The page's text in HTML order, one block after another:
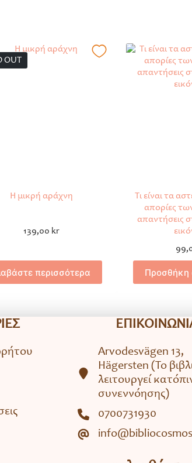
OUT
Η μικρή αράχνη
139,00 kr
περισσότερα
Τι είναι τα
απορίες
απαντήσεις
Προσθήκη
Arvodesvägen 13,
Hägersten (To
λειτουργεί
συνεννόησης)
0700731930